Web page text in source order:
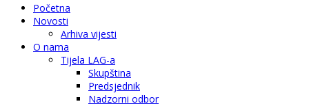
Početna
Novosti
Arhiva vijesti
O nama
Tijela LAG-a
Skupština
Predsjednik
Nadzorni odbor